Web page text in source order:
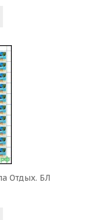
Отдых. БЛ